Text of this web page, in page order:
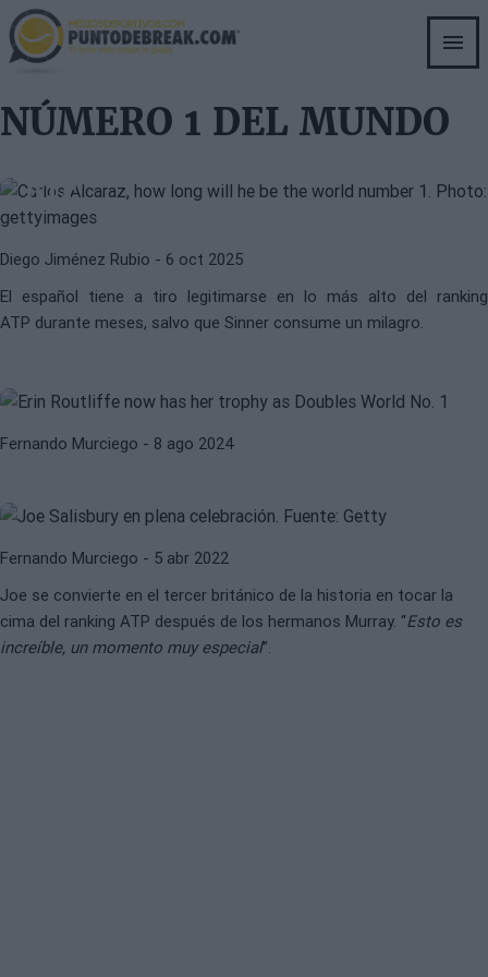
Skip
to
main
NÚMERO 1 DEL MUNDO
Alcaraz puede estar forjando un
ATP
Diego Jiménez Rubio - 6 oct 2025
El español tiene a tiro legitimarse en lo más alto del ranking
ATP durante meses, salvo que Sinner consume un milagro.
WTACATEGORÍA DE DOBLES
Fernando Murciego - 8 ago 2024
Salisbury: “Ser el Nº1 siempre fue
Fernando Murciego - 5 abr 2022
Joe se convierte en el tercer británico de la historia en tocar la
cima del ranking ATP después de los hermanos Murray. “Esto es
increíble, un momento muy especial”.